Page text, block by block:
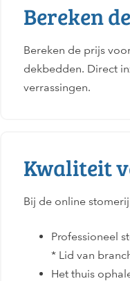
Bereken
Bereken de prijs
dekbedden. Direct
verrassingen.
Kwaliteit
Bij de online
Professioneel
* Lid van
Het thuis